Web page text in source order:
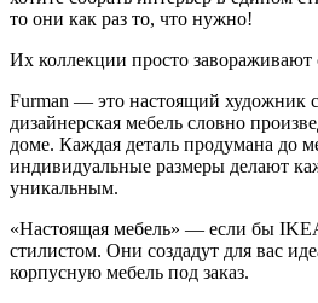
то они как раз то, что нужно!
Их коллекции просто завораживают
Furman — это настоящий художник
дизайнерская мебель словно
доме. Каждая деталь продумана до
индивидуальные размеры делают
уникальным.
«Настоящая мебель» — если бы
стилистом. Они создадут для вас
корпусную мебель под заказ.